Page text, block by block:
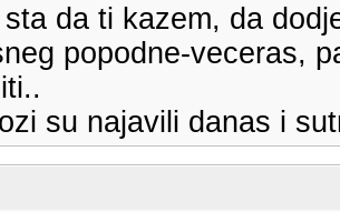
da ti kazem, da
popodne-veceras,
su najavili danas i